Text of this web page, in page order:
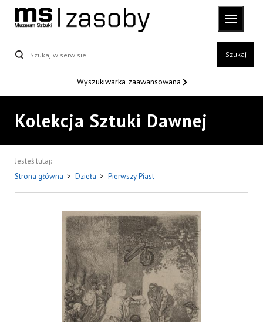
Szukaj
Wyszukiwarka zaawansowana
Kolekcja Sztuki Dawnej
Jesteś tutaj:
Strona główna > Dzieła > Pierwszy Piast